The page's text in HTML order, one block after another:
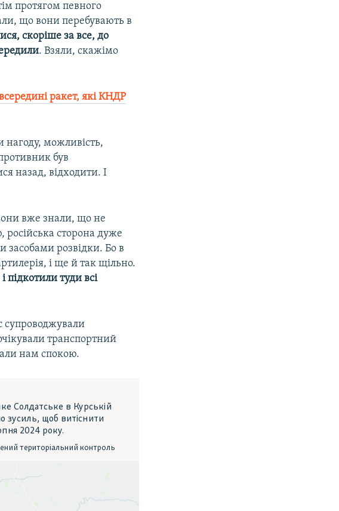
протягом певного
що вони перебувають в
скоріше за все, до
. Взяли, скажімо
ракет, які КНДР
нагоду, можливість,
був
назад, відходити. І
вже знали, що не
російська сторона дуже
засобами розвідки. Бо в
і ще й так щільно.
туди всі
супроводжували
транспортний
нам спокою.